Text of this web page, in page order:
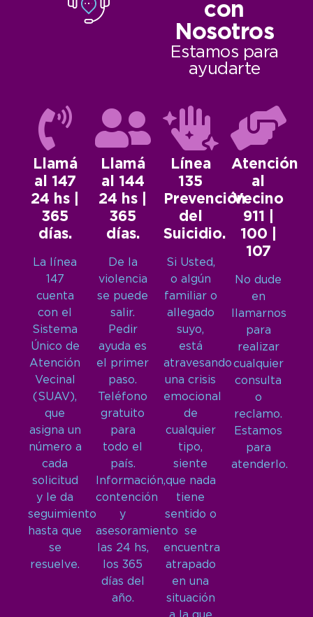
con
Nosotros
Estamos para
ayudarte
Llamá
al 147
24 hs |
365
días.
La línea
147
cuenta
con el
Sistema
Único de
Atención
Vecinal
(SUAV),
que
asigna un
número a
cada
solicitud
y le da
seguimiento
hasta que
se
resuelve.
Llamá
al 144
24 hs |
365
días.
De la
violencia
se puede
salir.
Pedir
ayuda es
el primer
paso.
Teléfono
gratuito
para
todo el
país.
Información,
contención
y
asesoramiento
las 24 hs,
los 365
días del
año.
Línea
135
Prevención
del
Suicidio.
Si Usted,
o algún
familiar o
allegado
suyo,
está
atravesando
una crisis
emocional
de
cualquier
tipo,
siente
que nada
tiene
sentido o
se
encuentra
atrapado
en una
situación
Atención
al
Vecino
911 |
100 |
107
No dude
en
llamarnos
para
realizar
cualquier
consulta
o
reclamo.
Estamos
para
atenderlo.